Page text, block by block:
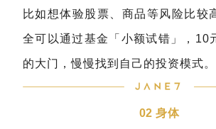
比如想体验股票、商品等风险比较
全可以通过基金「小额试错」，10
的大门，慢慢找到自己的投资模式。
02 身体